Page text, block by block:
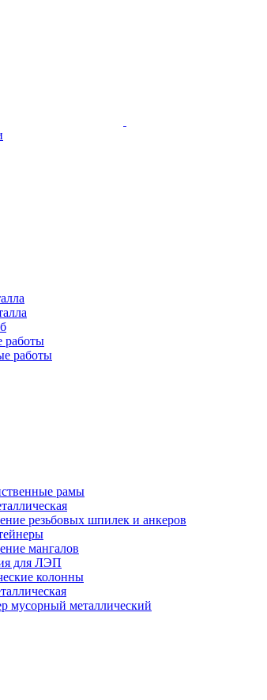
работы
работы
рамы
резьбовых шпилек и анкеров
мангалов
для ЛЭП
колонны
мусорный металлический